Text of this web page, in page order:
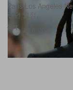
음악
Paris·Los
런던 일정.
Jul 8, 2026